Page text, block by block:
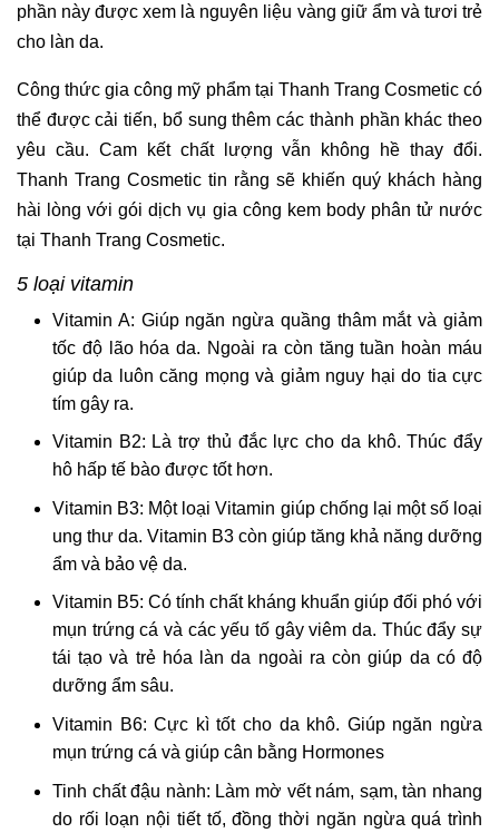
phần này được xem là nguyên liệu vàng giữ ẩm và tươi trẻ
cho làn da.
Công thức gia công mỹ phẩm tại Thanh Trang Cosmetic có
thể được cải tiến, bổ sung thêm các thành phần khác theo
yêu cầu. Cam kết chất lượng vẫn không hề thay đổi.
Thanh Trang Cosmetic tin rằng sẽ khiến quý khách hàng
hài lòng với gói dịch vụ gia công kem body phân tử nước
tại Thanh Trang Cosmetic.
5 loại vitamin
Vitamin A: Giúp ngăn ngừa quầng thâm mắt và giảm
tốc độ lão hóa da. Ngoài ra còn tăng tuần hoàn máu
giúp da luôn căng mọng và giảm nguy hại do tia cực
tím gây ra.
Vitamin B2: Là trợ thủ đắc lực cho da khô. Thúc đẩy
hô hấp tế bào được tốt hơn.
Vitamin B3: Một loại Vitamin giúp chống lại một số loại
ung thư da. Vitamin B3 còn giúp tăng khả năng dưỡng
ẩm và bảo vệ da.
Vitamin B5: Có tính chất kháng khuẩn giúp đối phó với
mụn trứng cá và các yếu tố gây viêm da. Thúc đẩy sự
tái tạo và trẻ hóa làn da ngoài ra còn giúp da có độ
dưỡng ẩm sâu.
Vitamin B6: Cực kì tốt cho da khô. Giúp ngăn ngừa
mụn trứng cá và giúp cân bằng Hormones
Tinh chất đậu nành: Làm mờ vết nám, sạm, tàn nhang
do rối loạn nội tiết tố, đồng thời ngăn ngừa quá trình